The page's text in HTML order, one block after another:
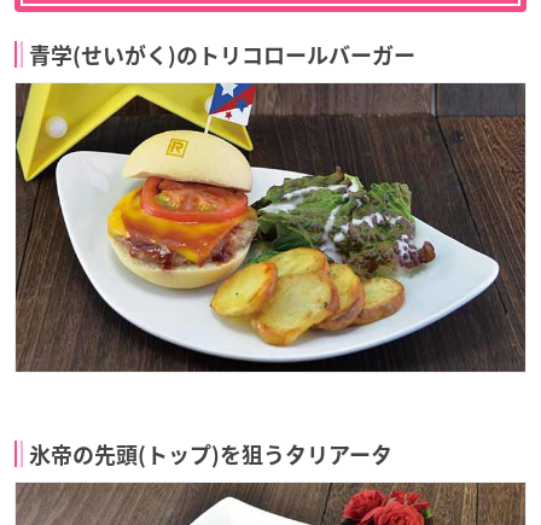
青学(せいがく)のトリコロールバーガー
氷帝の先頭(トップ)を狙うタリアータ